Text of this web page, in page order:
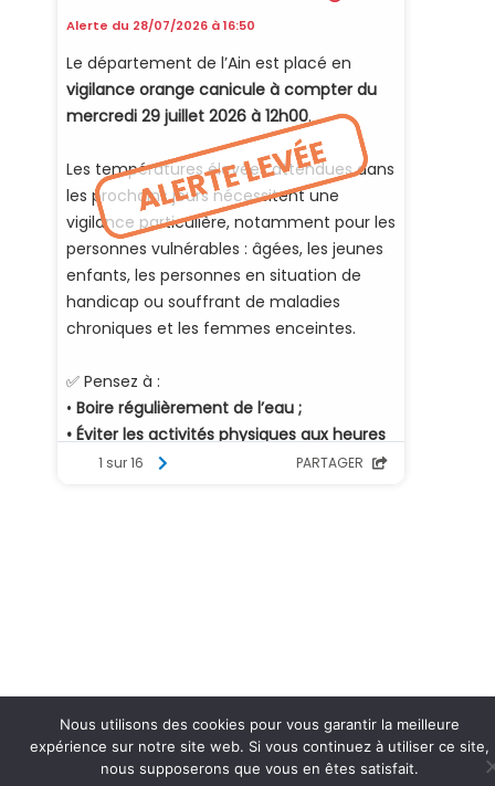
Nous utilisons des cookies pour vous garantir la meilleure
expérience sur notre site web. Si vous continuez à utiliser ce site,
nous supposerons que vous en êtes satisfait.